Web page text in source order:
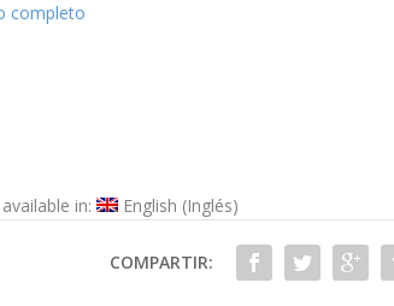
completo
in: English (Inglés)
COMPARTIR: